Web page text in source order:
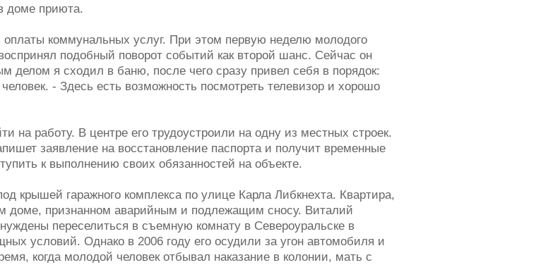
доме приюта.
коммунальных услуг. При этом первую неделю молодого
подобный поворот событий как второй шанс. Сейчас он
я сходил в баню, после чего сразу привел себя в порядок:
- Здесь есть возможность посмотреть телевизор и хорошо
на работу. В центре его трудоустроили на одну из местных строек.
заявление на восстановление паспорта и получит временные
к выполнению своих обязанностей на объекте.
крышей гаражного комплекса по улице Карла Либкнехта. Квартира,
доме, признанном аварийным и подлежащим сносу. Виталий
переселиться в съемную комнату в Североуральске в
условий. Однако в 2006 году его осудили за угон автомобиля и
когда молодой человек отбывал наказание в колонии, мать с